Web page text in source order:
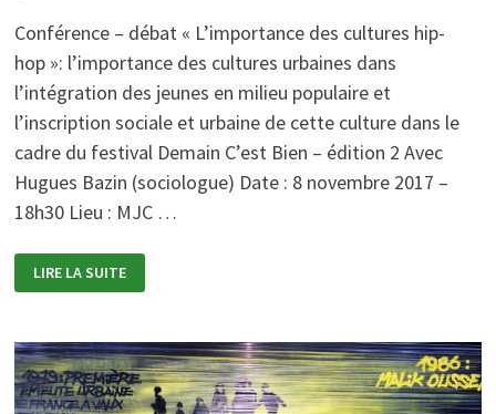
Conférence – débat « L’importance des cultures hip-
hop »: l’importance des cultures urbaines dans
l’intégration des jeunes en milieu populaire et
l’inscription sociale et urbaine de cette culture dans le
cadre du festival Demain C’est Bien – édition 2 Avec
Hugues Bazin (sociologue) Date : 8 novembre 2017 –
18h30 Lieu : MJC …
CONFÉRENCE
–
DÉBAT
CULTURES
HIP-
HOP »
(GRENOBLE)
LIRE LA SUITE